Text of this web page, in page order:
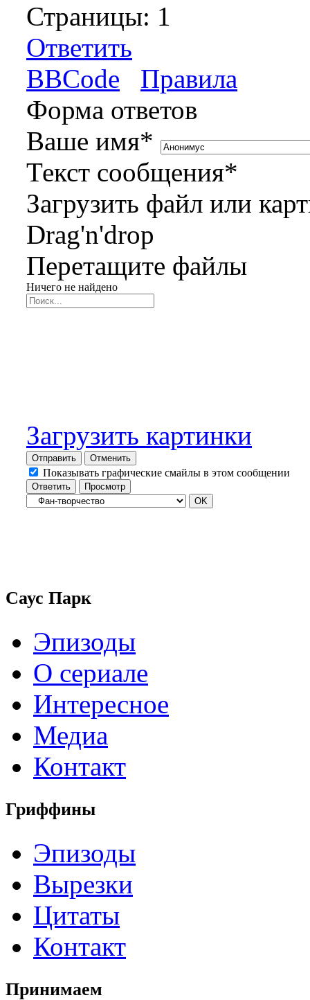
Страницы: 1
Ответить
BBCode
Правила
Форма ответов
Ваше имя*
Текст сообщения*
Загрузить файл или
Drag'n'drop
Перетащите файлы
Ничего не найдено
Загрузить картинки
Отправить Отменить
Показывать графические смайлы в этом сообщении
Саус Парк
Эпизоды
О сериале
Интересное
Медиа
Контакт
Гриффины
Эпизоды
Вырезки
Цитаты
Контакт
Принимаем